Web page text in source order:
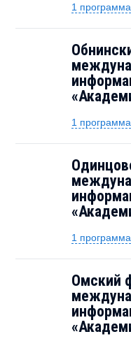
1 программа
1 программа
1 программа
Омский